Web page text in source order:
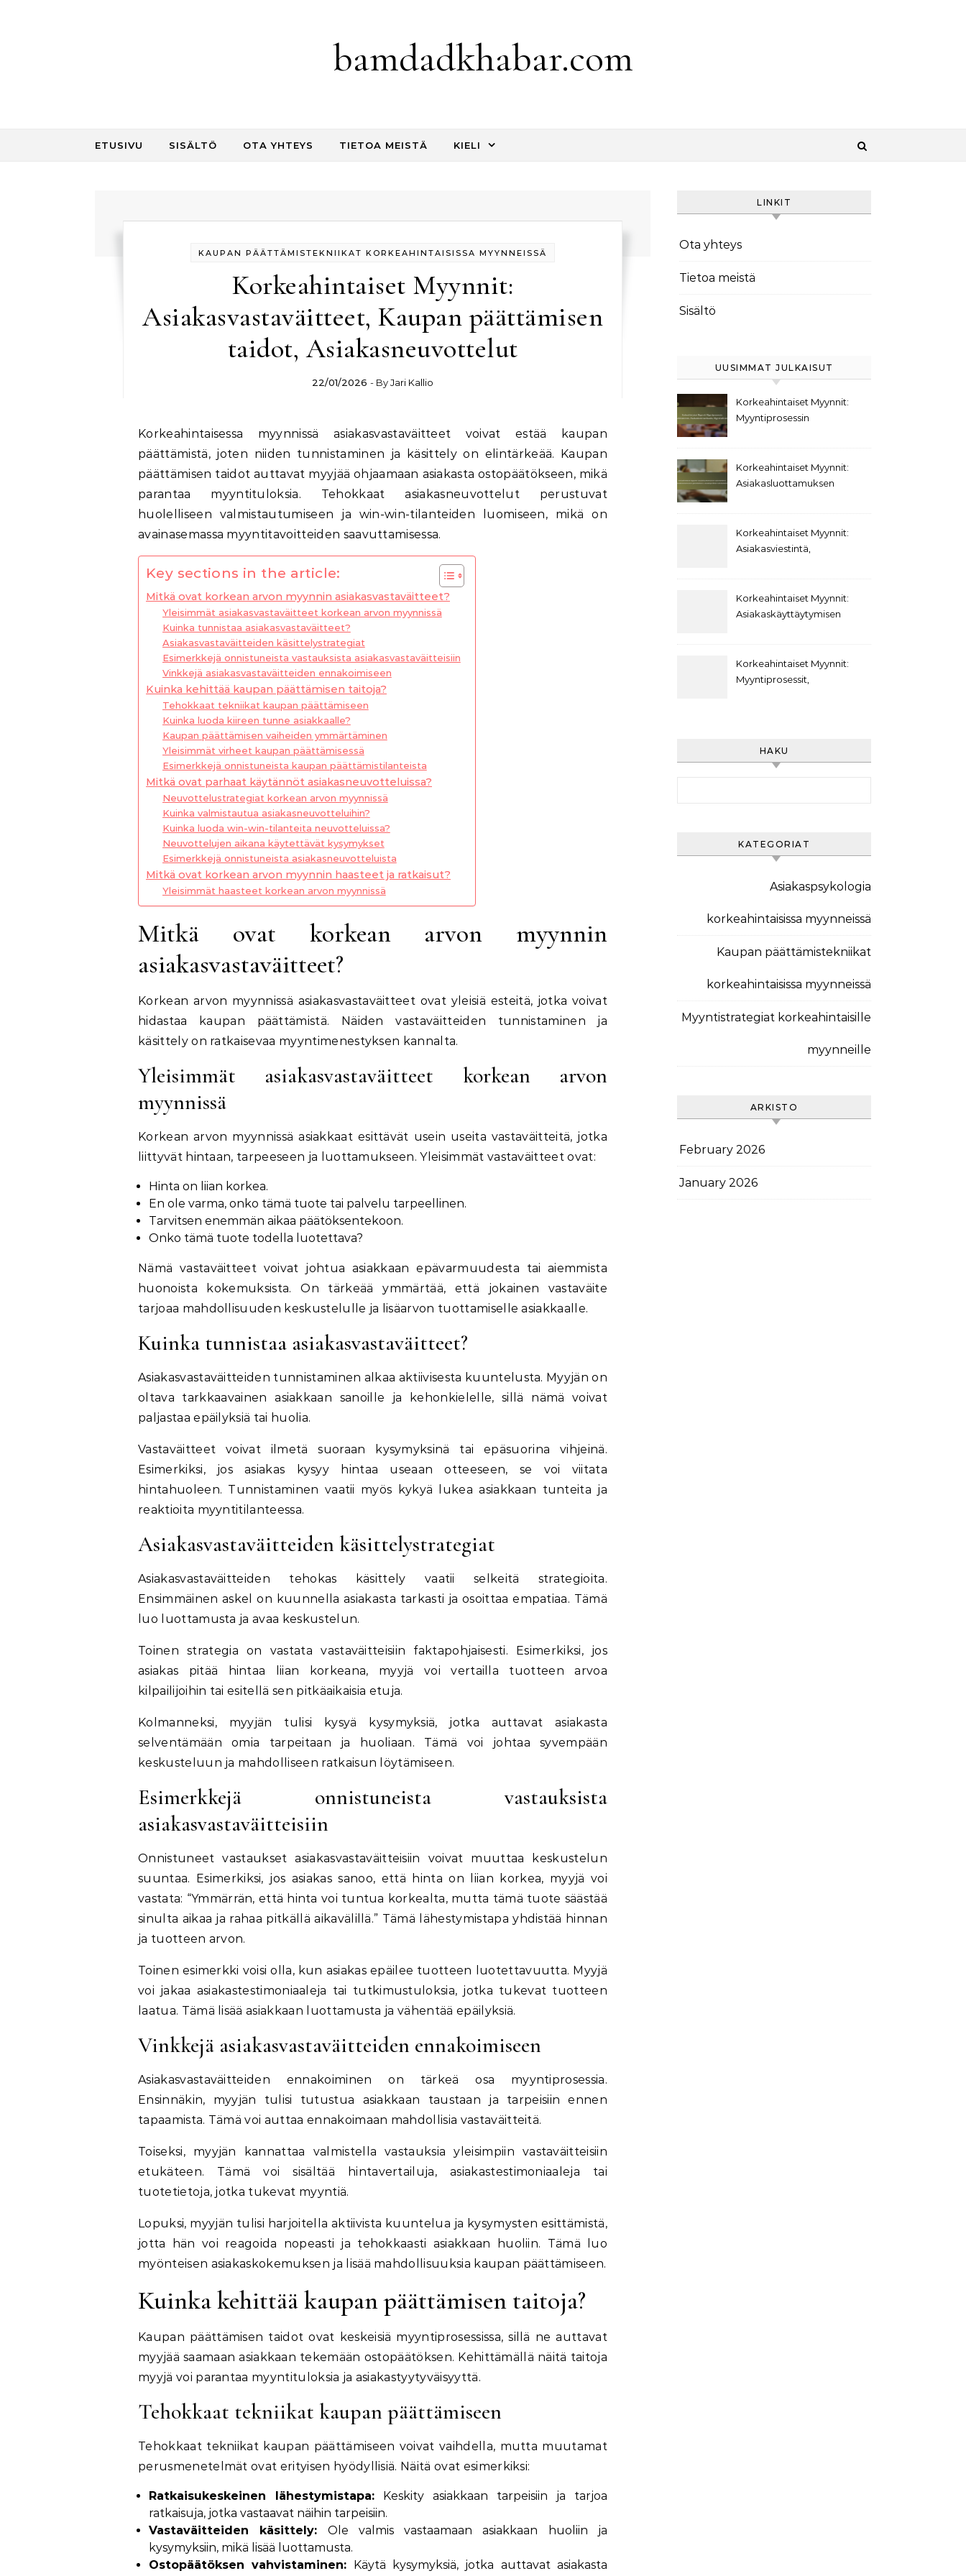
bamdadkhabar.com
ETUSIVU SISÄLTÖ OTA YHTEYS TIETOA MEISTÄ KIELI
KAUPAN PÄÄTTÄMISTEKNIIKAT KORKEAHINTAISISSA MYYNNEISSÄ
Korkeahintaiset Myynnit:
Asiakasvastaväitteet, Kaupan päättämisen
taidot, Asiakasneuvottelut
22/01/2026 - ByJari Kallio
Korkeahintaisessa myynnissä asiakasvastaväitteet voivat estää kaupan
päättämistä, joten niiden tunnistaminen ja käsittely on elintärkeää. Kaupan
päättämisen taidot auttavat myyjää ohjaamaan asiakasta ostopäätökseen, mikä
parantaa myyntituloksia. Tehokkaat asiakasneuvottelut perustuvat
huolelliseen valmistautumiseen ja win-win-tilanteiden luomiseen, mikä on
avainasemassa myyntitavoitteiden saavuttamisessa.
Key sections in the article:
Mitkä ovat korkean arvon myynnin asiakasvastaväitteet?
Yleisimmät asiakasvastaväitteet korkean arvon myynnissä
Kuinka tunnistaa asiakasvastaväitteet?
Asiakasvastaväitteiden käsittelystrategiat
Esimerkkejä onnistuneista vastauksista asiakasvastaväitteisiin
Vinkkejä asiakasvastaväitteiden ennakoimiseen
Kuinka kehittää kaupan päättämisen taitoja?
Tehokkaat tekniikat kaupan päättämiseen
Kuinka luoda kiireen tunne asiakkaalle?
Kaupan päättämisen vaiheiden ymmärtäminen
Yleisimmät virheet kaupan päättämisessä
Esimerkkejä onnistuneista kaupan päättämistilanteista
Mitkä ovat parhaat käytännöt asiakasneuvotteluissa?
Neuvottelustrategiat korkean arvon myynnissä
Kuinka valmistautua asiakasneuvotteluihin?
Kuinka luoda win-win-tilanteita neuvotteluissa?
Neuvottelujen aikana käytettävät kysymykset
Esimerkkejä onnistuneista asiakasneuvotteluista
Mitkä ovat korkean arvon myynnin haasteet ja ratkaisut?
Yleisimmät haasteet korkean arvon myynnissä
Mitkä ovat korkean arvon myynnin
asiakasvastaväitteet?
Korkean arvon myynnissä asiakasvastaväitteet ovat yleisiä esteitä, jotka voivat
hidastaa kaupan päättämistä. Näiden vastaväitteiden tunnistaminen ja
käsittely on ratkaisevaa myyntimenestyksen kannalta.
Yleisimmät asiakasvastaväitteet korkean arvon
myynnissä
Korkean arvon myynnissä asiakkaat esittävät usein useita vastaväitteitä, jotka
liittyvät hintaan, tarpeeseen ja luottamukseen. Yleisimmät vastaväitteet ovat:
Hinta on liian korkea.
En ole varma, onko tämä tuote tai palvelu tarpeellinen.
Tarvitsen enemmän aikaa päätöksentekoon.
Onko tämä tuote todella luotettava?
Nämä vastaväitteet voivat johtua asiakkaan epävarmuudesta tai aiemmista
huonoista kokemuksista. On tärkeää ymmärtää, että jokainen vastaväite
tarjoaa mahdollisuuden keskustelulle ja lisäarvon tuottamiselle asiakkaalle.
Kuinka tunnistaa asiakasvastaväitteet?
Asiakasvastaväitteiden tunnistaminen alkaa aktiivisesta kuuntelusta. Myyjän on
oltava tarkkaavainen asiakkaan sanoille ja kehonkielelle, sillä nämä voivat
paljastaa epäilyksiä tai huolia.
Vastaväitteet voivat ilmetä suoraan kysymyksinä tai epäsuorina vihjeinä.
Esimerkiksi, jos asiakas kysyy hintaa useaan otteeseen, se voi viitata
hintahuoleen. Tunnistaminen vaatii myös kykyä lukea asiakkaan tunteita ja
reaktioita myyntitilanteessa.
Asiakasvastaväitteiden käsittelystrategiat
Asiakasvastaväitteiden tehokas käsittely vaatii selkeitä strategioita.
Ensimmäinen askel on kuunnella asiakasta tarkasti ja osoittaa empatiaa. Tämä
luo luottamusta ja avaa keskustelun.
Toinen strategia on vastata vastaväitteisiin faktapohjaisesti. Esimerkiksi, jos
asiakas pitää hintaa liian korkeana, myyjä voi vertailla tuotteen arvoa
kilpailijoihin tai esitellä sen pitkäaikaisia etuja.
Kolmanneksi, myyjän tulisi kysyä kysymyksiä, jotka auttavat asiakasta
selventämään omia tarpeitaan ja huoliaan. Tämä voi johtaa syvempään
keskusteluun ja mahdolliseen ratkaisun löytämiseen.
Esimerkkejä onnistuneista vastauksista
asiakasvastaväitteisiin
Onnistuneet vastaukset asiakasvastaväitteisiin voivat muuttaa keskustelun
suuntaa. Esimerkiksi, jos asiakas sanoo, että hinta on liian korkea, myyjä voi
vastata: “Ymmärrän, että hinta voi tuntua korkealta, mutta tämä tuote säästää
sinulta aikaa ja rahaa pitkällä aikavälillä.” Tämä lähestymistapa yhdistää hinnan
ja tuotteen arvon.
Toinen esimerkki voisi olla, kun asiakas epäilee tuotteen luotettavuutta. Myyjä
voi jakaa asiakastestimoniaaleja tai tutkimustuloksia, jotka tukevat tuotteen
laatua. Tämä lisää asiakkaan luottamusta ja vähentää epäilyksiä.
Vinkkejä asiakasvastaväitteiden ennakoimiseen
Asiakasvastaväitteiden ennakoiminen on tärkeä osa myyntiprosessia.
Ensinnäkin, myyjän tulisi tutustua asiakkaan taustaan ja tarpeisiin ennen
tapaamista. Tämä voi auttaa ennakoimaan mahdollisia vastaväitteitä.
Toiseksi, myyjän kannattaa valmistella vastauksia yleisimpiin vastaväitteisiin
etukäteen. Tämä voi sisältää hintavertailuja, asiakastestimoniaaleja tai
tuotetietoja, jotka tukevat myyntiä.
Lopuksi, myyjän tulisi harjoitella aktiivista kuuntelua ja kysymysten esittämistä,
jotta hän voi reagoida nopeasti ja tehokkaasti asiakkaan huoliin. Tämä luo
myönteisen asiakaskokemuksen ja lisää mahdollisuuksia kaupan päättämiseen.
Kuinka kehittää kaupan päättämisen taitoja?
Kaupan päättämisen taidot ovat keskeisiä myyntiprosessissa, sillä ne auttavat
myyjää saamaan asiakkaan tekemään ostopäätöksen. Kehittämällä näitä taitoja
myyjä voi parantaa myyntituloksia ja asiakastyytyväisyyttä.
Tehokkaat tekniikat kaupan päättämiseen
Tehokkaat tekniikat kaupan päättämiseen voivat vaihdella, mutta muutamat
perusmenetelmät ovat erityisen hyödyllisiä. Näitä ovat esimerkiksi:
Ratkaisukeskeinen lähestymistapa: Keskity asiakkaan tarpeisiin ja tarjoa
ratkaisuja, jotka vastaavat näihin tarpeisiin.
Vastaväitteiden käsittely: Ole valmis vastaamaan asiakkaan huoliin ja
kysymyksiin, mikä lisää luottamusta.
Ostopäätöksen vahvistaminen: Käytä kysymyksiä, jotka auttavat asiakasta
LINKIT
Ota yhteys
Tietoa meistä
Sisältö
UUSIMMAT JULKAISUT
Korkeahintaiset Myynnit:
Myyntiprosessin
Myyntivälineet
Korkeahintaiset Myynnit:
Asiakasluottamuksen
parantaminen,
Asiakasprofiilien
Korkeahintaiset Myynnit:
Asiakasviestintä,
Korkeahintaiset Myynnit:
Asiakaskäyttäytymisen
Asiakasarvo
Korkeahintaiset Myynnit:
Myyntiprosessit,
HAKU
KATEGORIAT
Asiakaspsykologia
korkeahintaisissa myynneissä
Kaupan päättämistekniikat
korkeahintaisissa myynneissä
Myyntistrategiat korkeahintaisille
myynneille
ARKISTO
February 2026
January 2026